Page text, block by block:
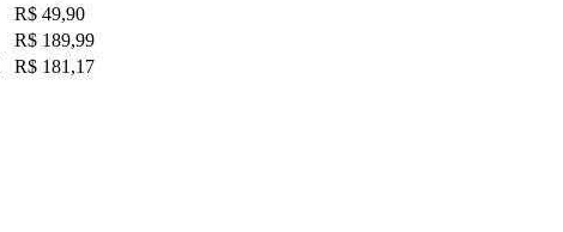
R$ 49,90
R$ 189,99
R$ 181,17